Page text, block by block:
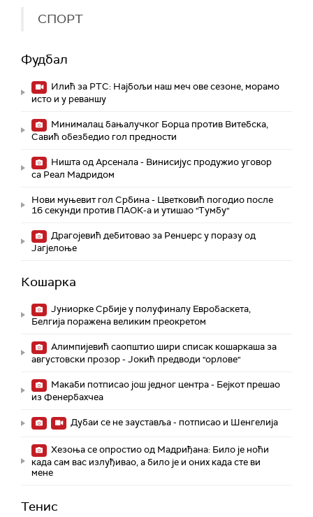
СПОРТ
Фудбал
Илић за РТС: Најбољи наш меч ове сезоне, морамо
исто и у реваншу
Минималац бањалучког Борца против Витебска,
Савић обезбедио гол предности
Ништа од Арсенала - Винисијус продужио уговор
са Реал Мадридом
Нови муњевит гол Србина - Цветковић погодио после
16 секунди против ПАОК-а и утишао "Тумбу"
Драгојевић дебитовао за Ренџерс у поразу од
Јагјелоње
Кошарка
Јуниорке Србије у полуфиналу Евробаскета,
Белгија поражена великим преокретом
Алимпијевић саопштио шири списак кошаркаша за
августовски прозор - Јокић предводи "орлове"
Макаби потписао још једног центра - Бејкот прешао
из Фенербахчеа
Дубаи се не зауставља - потписао и Шенгелија
Хезоња се опростио од Мадриђана: Било је ноћи
када сам вас излуђивао, а било је и оних када сте ви
мене
Тенис